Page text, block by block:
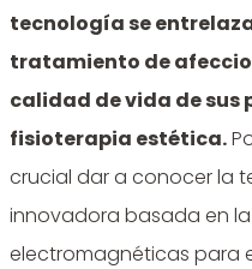
tecnología se
tratamiento de
calidad de vida de sus
fisioterapia estética.
crucial dar a conocer la
innovadora basada en
electromagnéticas para